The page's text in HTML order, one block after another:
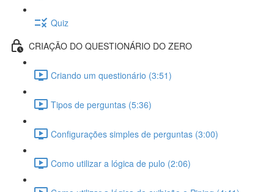
Quiz
CRIAÇÃO DO QUESTIONÁRIO DO ZERO
Criando um questionário (3:51)
Tipos de perguntas (5:36)
Configurações simples de perguntas (3:00)
Como utilizar a lógica de pulo (2:06)